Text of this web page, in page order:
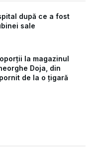
după ce a fost
sale
la magazinul
Doja, din
de la o țigară